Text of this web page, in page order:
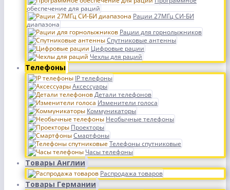
обеспечение для раций
Рации 27МГц СИ-БИ
диапазона
Рации для горнолыжников
Спутниковые антенны
Цифровые рации
Чехлы для раций
Телефоны
IP телефоны
Аксессуары
Детали телефонов
Изменители голоса
Коммуникаторы
Необычные телефоны
Проекторы
Смартфоны
Телефоны спутниковые
Часы телефоны
Товары Англии
Распродажа товаров
Товары Германии